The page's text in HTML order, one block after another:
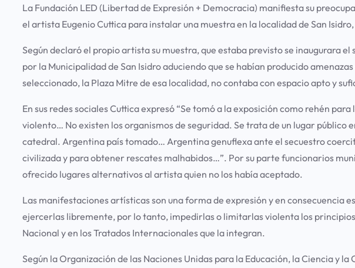
La Fundación LED (Libertad de Expresión + Democracia) manifiesta su
el artista Eugenio Cuttica para instalar una muestra en la localidad de San
Según declaró el propio artista su muestra, que estaba previsto se inaugurara
por la Municipalidad de San Isidro aduciendo que se habían producido
seleccionado, la Plaza Mitre de esa localidad, no contaba con espacio apto y
En sus redes sociales Cuttica expresó “Se tomó a la exposición como rehén
violento… No existen los organismos de seguridad. Se trata de un lugar público
catedral. Argentina país tomado… Argentina genuflexa ante el secuestro
civilizada y para obtener rescates malhabidos…”. Por su parte funcionarios
ofrecido lugares alternativos al artista quien no los había aceptado.
Las manifestaciones artísticas son una forma de expresión y en consecuencia
ejercerlas libremente, por lo tanto, impedirlas o limitarlas violenta los
Nacional y en los Tratados Internacionales que la integran.
Según la Organización de las Naciones Unidas para la Educación, la Ciencia y